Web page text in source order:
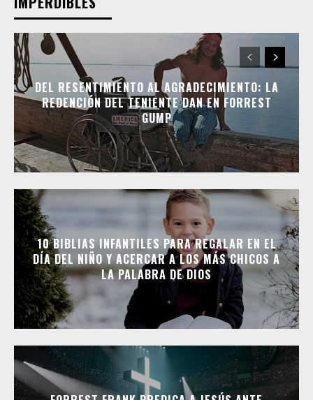
DEL RESENTIMIENTO AL AGRADECIMIENTO: LA
REDENCIÓN DEL TENIENTE DAN EN FORREST
GUMP
10 BIBLIAS INFANTILES PARA REGALAR EN EL
DÍA DEL NIÑO Y ACERCAR A LOS MÁS CHICOS A
LA PALABRA DE DIOS